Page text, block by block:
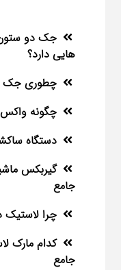
جک دو
هایی دارد؟
چطوری جک
چگونه
دستگاه
گیربکس
جامع
چرا
کدام مارک
جامع